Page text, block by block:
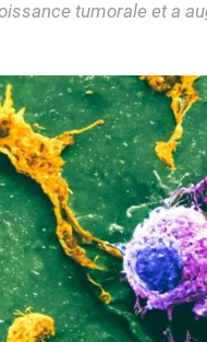
tumorale et a